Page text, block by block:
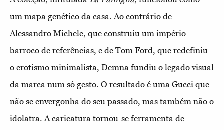
um mapa genético da casa. Ao contrário de
Alessandro Michele, que construiu um império
barroco de referências, e de Tom Ford, que redefiniu
o erotismo minimalista, Demna fundiu o legado visual
da marca num só gesto. O resultado é uma Gucci que
não se envergonha do seu passado, mas também não o
idolatra. A caricatura tornou-se ferramenta de